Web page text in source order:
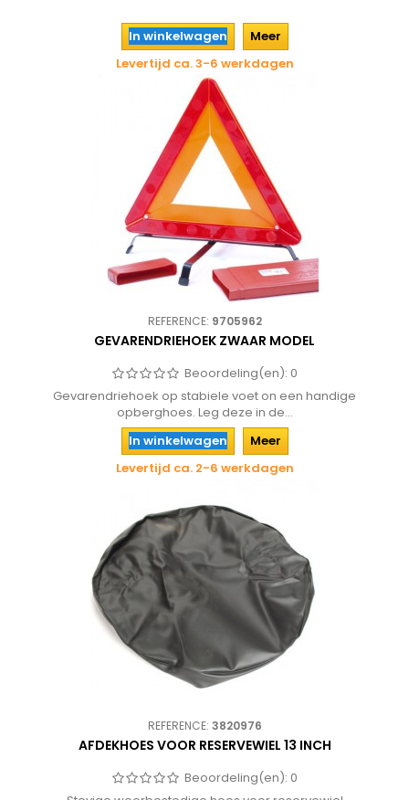
In winkelwagen
Meer
Levertijd ca. 3-6 werkdagen
REFERENCE: 9705962
GEVARENDRIEHOEK ZWAAR MODEL
Beoordeling(en): 0
Gevarendriehoek op stabiele voet on een handige
opberghoes. Leg deze in de...
In winkelwagen
Meer
Levertijd ca. 2-6 werkdagen
REFERENCE: 3820976
AFDEKHOES VOOR RESERVEWIEL 13 INCH
Beoordeling(en): 0